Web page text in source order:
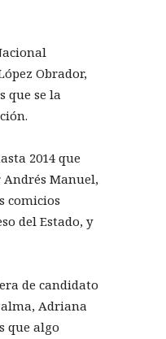
Obrador,
que se la
2014 que
Andrés Manuel,
comicios
del Estado, y
de candidato
Adriana
que algo